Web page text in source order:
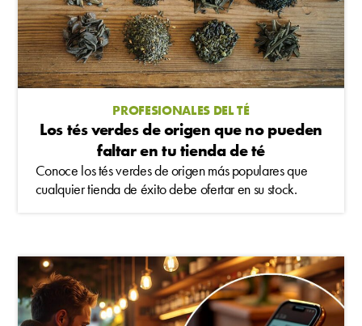
PROFESIONALES DEL TÉ
Los tés verdes de origen que no pueden
faltar en tu tienda de té
Conoce los tés verdes de origen más populares que
cualquier tienda de éxito debe ofertar en su stock.